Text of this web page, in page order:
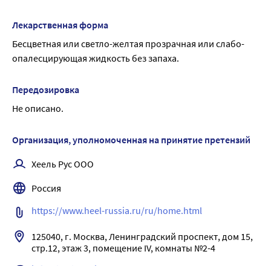
Лекарственная форма
Бесцветная или светло-желтая прозрачная или слабо-
опалесцирующая жидкость без запаха.
Передозировка
Не описано.
Организация, уполномоченная на принятие претензий
Хеель Рус ООО
Россия
https://www.heel-russia.ru/ru/home.html
125040, г. Москва, Ленинградский проспект, дом 15,
стр.12, этаж 3, помещение IV, комнаты №2-4